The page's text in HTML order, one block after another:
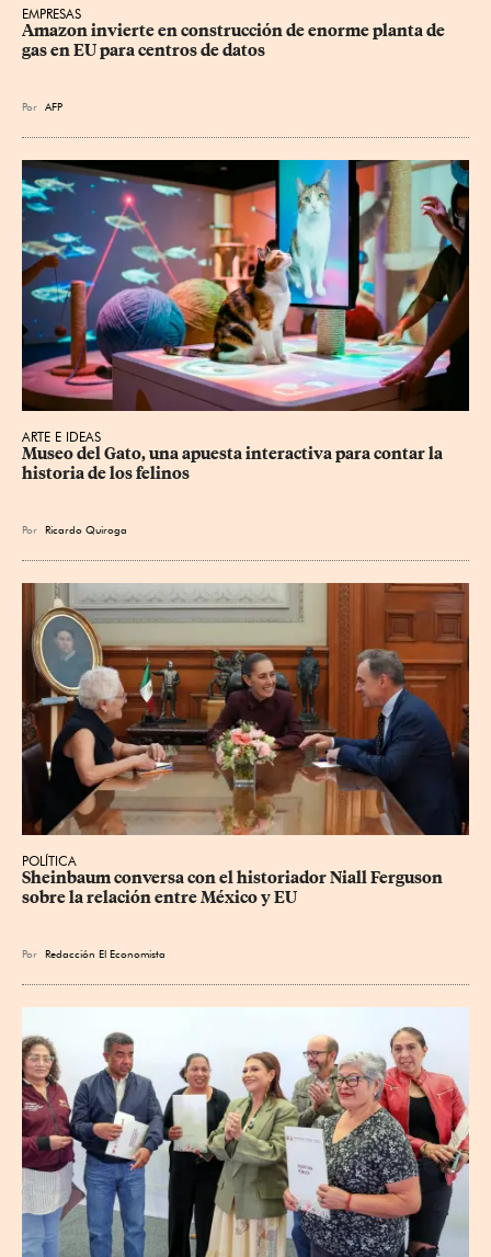
EMPRESAS
Amazon invierte en construcción de enorme planta de
gas en EU para centros de datos
Por AFP
ARTE E IDEAS
Museo del Gato, una apuesta interactiva para contar la
historia de los felinos
Por Ricardo Quiroga
POLÍTICA
Sheinbaum conversa con el historiador Niall Ferguson
sobre la relación entre México y EU
Por Redacción El Economista